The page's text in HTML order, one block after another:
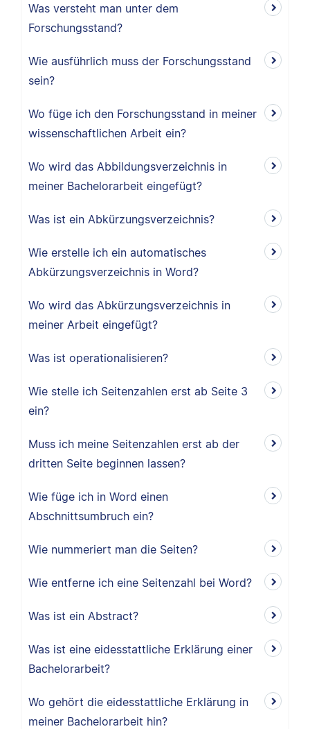
Was versteht man unter dem
Forschungsstand?
Wie ausführlich muss der Forschungsstand
sein?
Wo füge ich den Forschungsstand in meiner
wissenschaftlichen Arbeit ein?
Wo wird das Abbildungsverzeichnis in
meiner Bachelorarbeit eingefügt?
Was ist ein Abkürzungsverzeichnis?
Wie erstelle ich ein automatisches
Abkürzungsverzeichnis in Word?
Wo wird das Abkürzungsverzeichnis in
meiner Arbeit eingefügt?
Was ist operationalisieren?
Wie stelle ich Seitenzahlen erst ab Seite 3
ein?
Muss ich meine Seitenzahlen erst ab der
dritten Seite beginnen lassen?
Wie füge ich in Word einen
Abschnittsumbruch ein?
Wie nummeriert man die Seiten?
Wie entferne ich eine Seitenzahl bei Word?
Was ist ein Abstract?
Was ist eine eidesstattliche Erklärung einer
Bachelorarbeit?
Wo gehört die eidesstattliche Erklärung in
meiner Bachelorarbeit hin?